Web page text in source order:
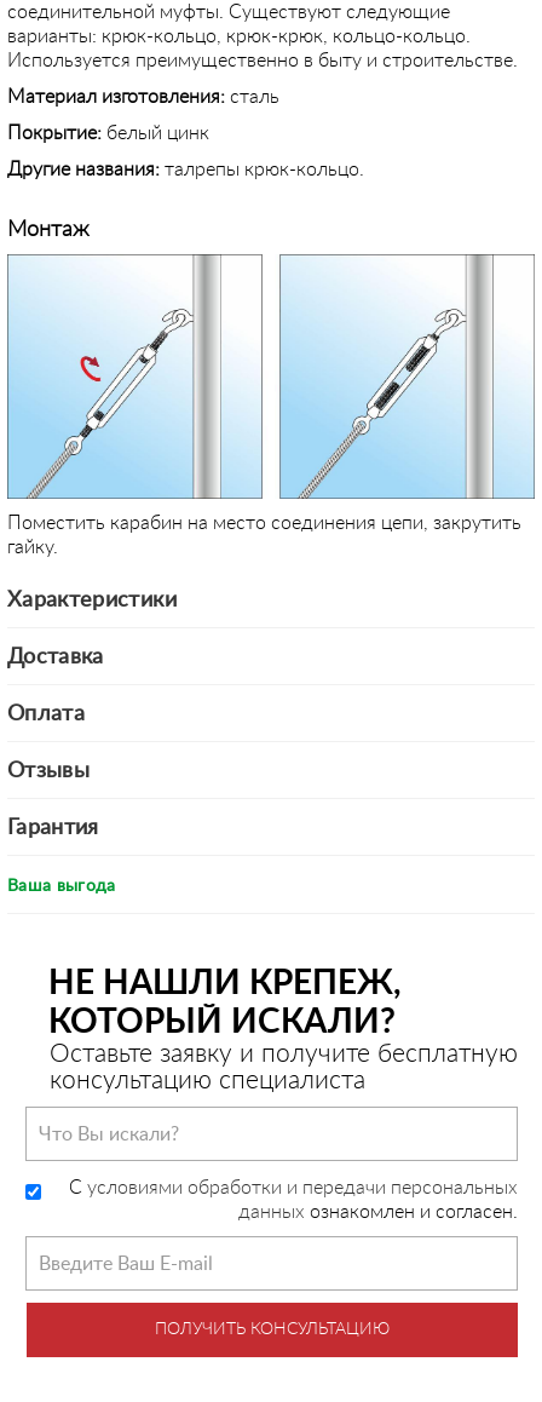
соединительной муфты. Существуют следующие
варианты: крюк-кольцо, крюк-крюк, кольцо-кольцо.
Используется преимущественно в быту и строительстве.
Материал изготовления: сталь
Покрытие: белый цинк
Другие названия: талрепы крюк-кольцо.
Монтаж
Поместить карабин на место соединения цепи, закрутить
гайку.
Характеристики
Доставка
Оплата
Отзывы
Гарантия
Ваша выгода
НЕ НАШЛИ КРЕПЕЖ,
КОТОРЫЙ ИСКАЛИ?
Оставьте заявку и получите бесплатную
консультацию специалиста
C условиями обработки и передачи персональных
данных ознакомлен и согласен.
ПОЛУЧИТЬ КОНСУЛЬТАЦИЮ